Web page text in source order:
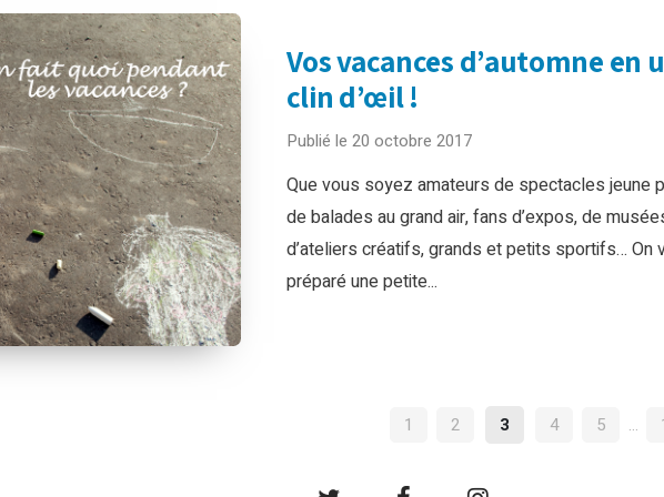
Vos vacances d’automne en
clin d’œil !
Publié le 20 octobre 2017
Que vous soyez amateurs de spectacles jeune
de balades au grand air, fans d’expos, de
d’ateliers créatifs, grands et petits sportifs… On
préparé une petite...
NAVIGATION
1 2 3 4 5 …